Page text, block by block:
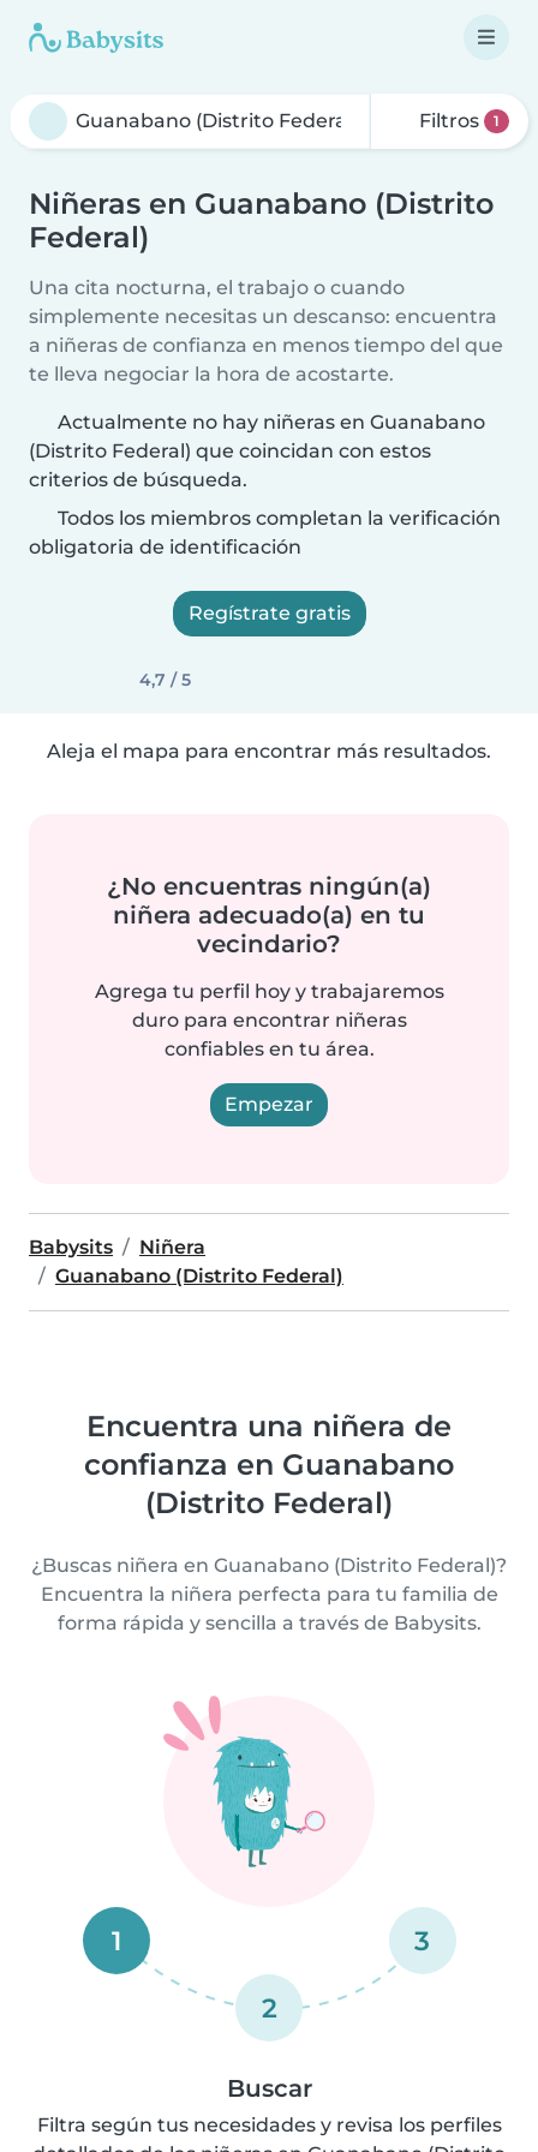
Filtros 1
Niñeras en Guanabano (Distrito
Federal)
Una cita nocturna, el trabajo o cuando
simplemente necesitas un descanso: encuentra
a niñeras de confianza en menos tiempo del que
te lleva negociar la hora de acostarte.
Actualmente no hay niñeras en Guanabano
(Distrito Federal) que coincidan con estos
criterios de búsqueda.
Todos los miembros completan la verificación
obligatoria de identificación
Regístrate gratis
4,7 / 5
Aleja el mapa para encontrar más resultados.
¿No encuentras ningún(a)
niñera adecuado(a) en tu
vecindario?
Agrega tu perfil hoy y trabajaremos
duro para encontrar niñeras
confiables en tu área.
Empezar
Babysits
Niñera
Guanabano (Distrito Federal)
Encuentra una niñera de
confianza en Guanabano
(Distrito Federal)
¿Buscas niñera en Guanabano (Distrito Federal)?
Encuentra la niñera perfecta para tu familia de
forma rápida y sencilla a través de Babysits.
1
2
3
Buscar
Filtra según tus necesidades y revisa los perfiles